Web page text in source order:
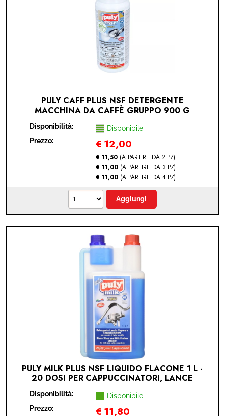
PULY CAFF PLUS NSF DETERGENTE
MACCHINA DA CAFFÈ GRUPPO 900 G
Disponibilità:
Disponibile
Prezzo:
€ 12,00
€ 11,50 (A PARTIRE DA 2 PZ)
€ 11,00 (A PARTIRE DA 3 PZ)
€ 11,00 (A PARTIRE DA 4 PZ)
PULY MILK PLUS NSF LIQUIDO FLACONE 1 L -
20 DOSI PER CAPPUCCINATORI, LANCE
Disponibilità:
Disponibile
Prezzo:
€ 11,80